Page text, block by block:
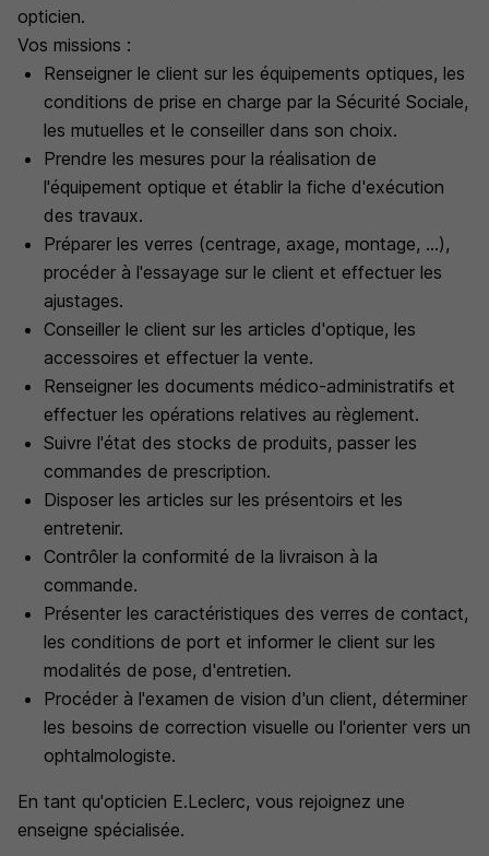
opticien.
Vos missions :
Renseigner le client sur les équipements optiques, les
conditions de prise en charge par la Sécurité Sociale,
les mutuelles et le conseiller dans son choix.
Prendre les mesures pour la réalisation de
l'équipement optique et établir la fiche d'exécution
des travaux.
Préparer les verres (centrage, axage, montage, ...),
procéder à l'essayage sur le client et effectuer les
ajustages.
Conseiller le client sur les articles d'optique, les
accessoires et effectuer la vente.
Renseigner les documents médico-administratifs et
effectuer les opérations relatives au règlement.
Suivre l'état des stocks de produits, passer les
commandes de prescription.
Disposer les articles sur les présentoirs et les
entretenir.
Contrôler la conformité de la livraison à la
commande.
Présenter les caractéristiques des verres de contact,
les conditions de port et informer le client sur les
modalités de pose, d'entretien.
Procéder à l'examen de vision d'un client, déterminer
les besoins de correction visuelle ou l'orienter vers un
ophtalmologiste.
En tant qu'opticien E.Leclerc, vous rejoignez une
enseigne spécialisée.